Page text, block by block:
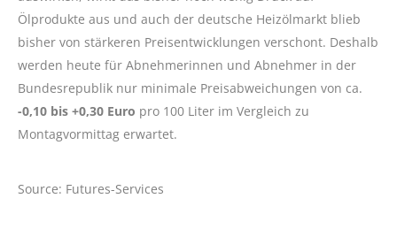
Ölprodukte aus und auch der deutsche Heizölmarkt blieb
bisher von stärkeren Preisentwicklungen verschont. Deshalb
werden heute für Abnehmerinnen und Abnehmer in der
Bundesrepublik nur minimale Preisabweichungen von ca.
-0,10 bis +0,30 Euro pro 100 Liter im Vergleich zu
Montagvormittag erwartet.
Source: Futures-Services